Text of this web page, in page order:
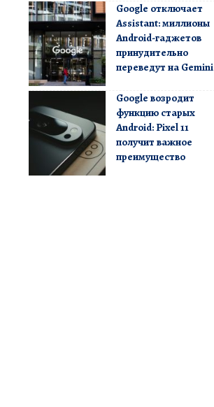
Google отключает
Assistant: миллионы
Android-гаджетов
принудительно
переведут на Gemini
Google возродит
функцию старых
Android: Pixel 11
получит важное
преимущество